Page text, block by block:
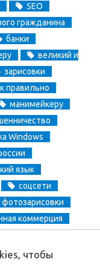
SEO
гражданина
банки
великий и
зарисовки
правильно
манимейкеру
Windows
язык
соцсети
фотозарисовки
коммерция
чтобы